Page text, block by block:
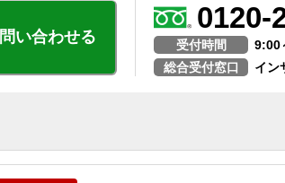
い合わせる
0120-
受付時間
9:00
総合受付窓口
イン